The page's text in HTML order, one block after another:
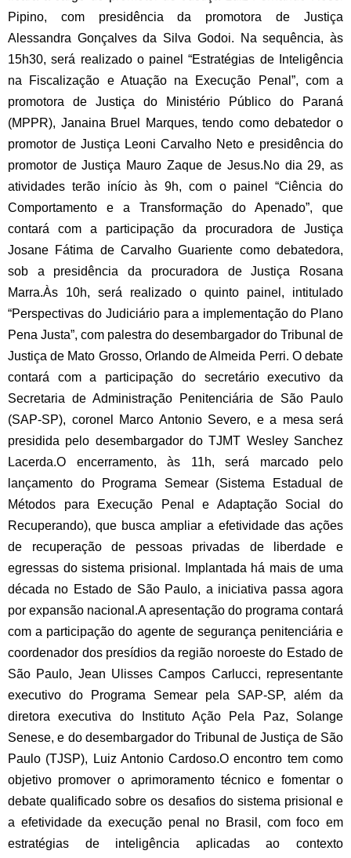
Pipino, com presidência da promotora de Justiça
Alessandra Gonçalves da Silva Godoi. Na sequência, às
15h30, será realizado o painel “Estratégias de Inteligência
na Fiscalização e Atuação na Execução Penal”, com a
promotora de Justiça do Ministério Público do Paraná
(MPPR), Janaina Bruel Marques, tendo como debatedor o
promotor de Justiça Leoni Carvalho Neto e presidência do
promotor de Justiça Mauro Zaque de Jesus.No dia 29, as
atividades terão início às 9h, com o painel “Ciência do
Comportamento e a Transformação do Apenado”, que
contará com a participação da procuradora de Justiça
Josane Fátima de Carvalho Guariente como debatedora,
sob a presidência da procuradora de Justiça Rosana
Marra.Às 10h, será realizado o quinto painel, intitulado
“Perspectivas do Judiciário para a implementação do Plano
Pena Justa”, com palestra do desembargador do Tribunal de
Justiça de Mato Grosso, Orlando de Almeida Perri. O debate
contará com a participação do secretário executivo da
Secretaria de Administração Penitenciária de São Paulo
(SAP-SP), coronel Marco Antonio Severo, e a mesa será
presidida pelo desembargador do TJMT Wesley Sanchez
Lacerda.O encerramento, às 11h, será marcado pelo
lançamento do Programa Semear (Sistema Estadual de
Métodos para Execução Penal e Adaptação Social do
Recuperando), que busca ampliar a efetividade das ações
de recuperação de pessoas privadas de liberdade e
egressas do sistema prisional. Implantada há mais de uma
década no Estado de São Paulo, a iniciativa passa agora
por expansão nacional.A apresentação do programa contará
com a participação do agente de segurança penitenciária e
coordenador dos presídios da região noroeste do Estado de
São Paulo, Jean Ulisses Campos Carlucci, representante
executivo do Programa Semear pela SAP-SP, além da
diretora executiva do Instituto Ação Pela Paz, Solange
Senese, e do desembargador do Tribunal de Justiça de São
Paulo (TJSP), Luiz Antonio Cardoso.O encontro tem como
objetivo promover o aprimoramento técnico e fomentar o
debate qualificado sobre os desafios do sistema prisional e
a efetividade da execução penal no Brasil, com foco em
estratégias de inteligência aplicadas ao contexto